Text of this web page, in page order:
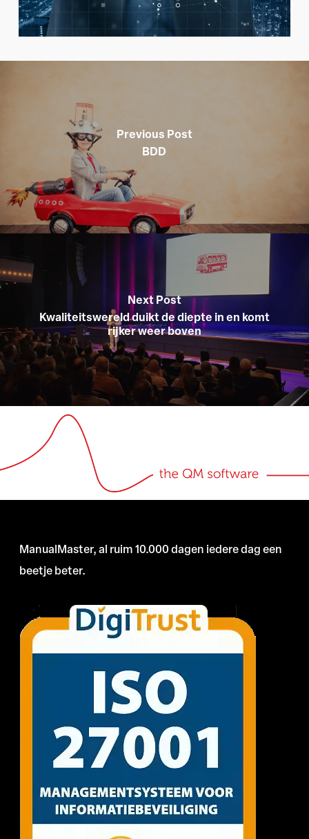
Previous Post
BDD
Next Post
Kwaliteitswereld duikt de diepte in en komt
rijker weer boven
ManualMaster, al ruim 10.000 dagen iedere dag een
beetje beter.